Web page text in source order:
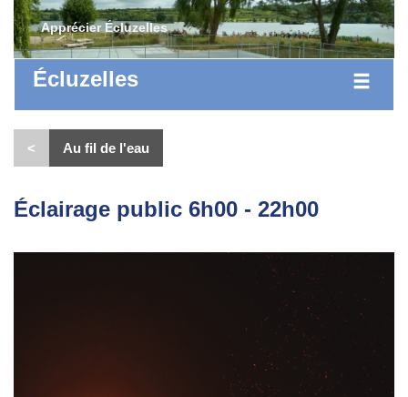
Apprécier Écluzelles
Écluzelles
< Au fil de l'eau
Éclairage public 6h00 - 22h00